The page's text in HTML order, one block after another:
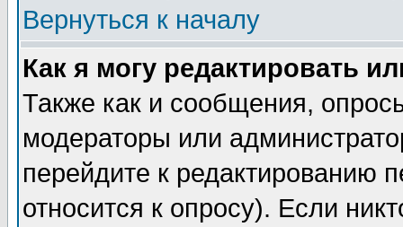
Вернуться к началу
Как я могу редактировать
Также как и сообщения,
модераторы или
перейдите к редактированию
относится к опросу). Если